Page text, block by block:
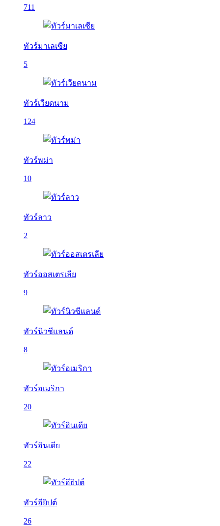
711
ทัวร์มาเลเซีย
5
ทัวร์เวียดนาม
124
ทัวร์พม่า
10
ทัวร์ลาว
2
ทัวร์ออสเตรเลีย
9
ทัวร์นิวซีแลนด์
8
ทัวร์อเมริกา
20
ทัวร์อินเดีย
22
ทัวร์อียิปต์
26